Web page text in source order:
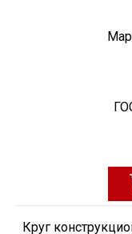
Круг